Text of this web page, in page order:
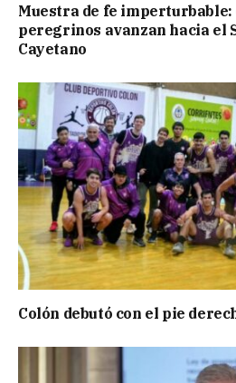
Muestra de fe imperturbable:
peregrinos avanzan hacia el
Cayetano
Colón debutó con el pie